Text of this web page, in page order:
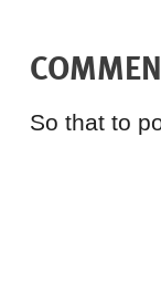
So that to